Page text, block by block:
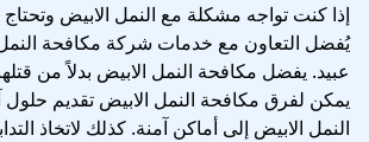
إذا كنت تواجه مشكلة مع النمل الابيض وتحتاج
يُفضل التعاون مع خدمات شركة مكافحة
عبيد. يفضل مكافحة النمل الابيض بدلاً من
يمكن لفرق مكافحة النمل الابيض تقديم حلول
النمل الابيض إلى أماكن آمنة. كذلك لاتخاذ